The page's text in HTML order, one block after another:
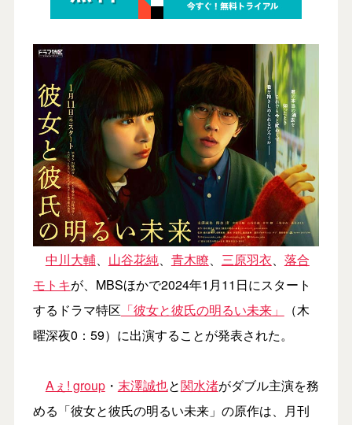
中川大輔、 山谷花純、 青木瞭、 三原羽衣、 落合
モトキが、MBSほかで2024年1月11日にスタート
するドラマ特区 「彼女と彼氏の明るい未来」
（木
曜深夜0：59）に出演することが発表された。
Aぇ! group・ 末澤誠也と関水渚がダブル主演を務
める「彼女と彼氏の明るい未来」の原作は、月刊